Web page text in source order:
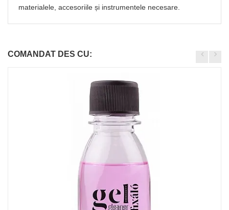
materialele, accesoriile și instrumentele necesare.
COMANDAT DES CU: